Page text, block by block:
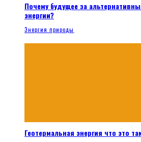
Почему будущее за
энергии?
Энергия природы
Геотермальная энергия что это